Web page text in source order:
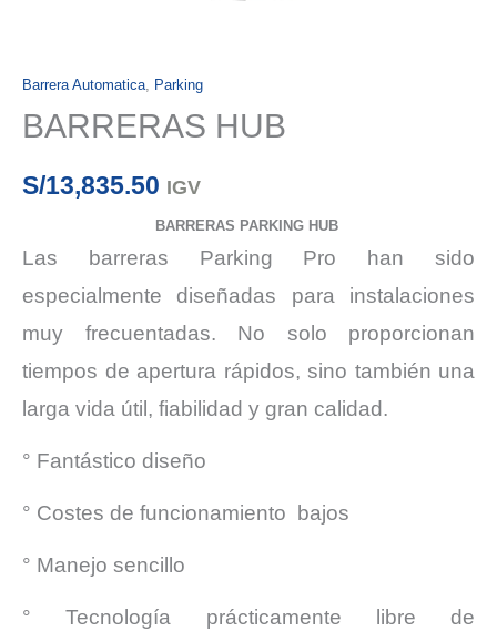
Barrera Automatica Parking
BARRERAS HUB
S/13,835.50 IGV
BARRERAS PARKING HUB
Las barreras Parking Pro han sido
especialmente diseñadas para instalaciones
muy frecuentadas. No solo proporcionan
tiempos de apertura rápidos, sino también una
larga vida útil, fiabilidad y gran calidad.
° Fantástico diseño
° Costes de funcionamiento bajos
° Manejo sencillo
° Tecnología prácticamente libre de